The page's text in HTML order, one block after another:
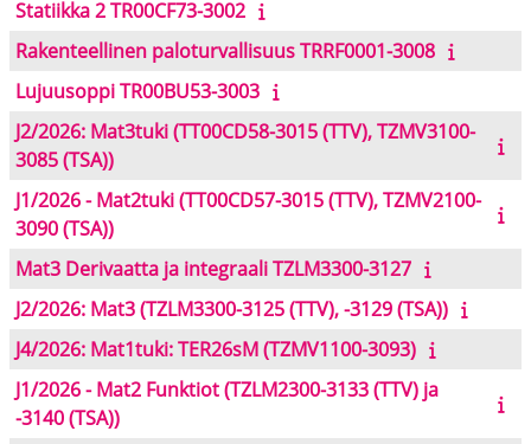
Statiikka 2 TR00CF73-3002
Rakenteellinen paloturvallisuus TRRF0001-3008
Lujuusoppi TR00BU53-3003
J2/2026: Mat3tuki (TT00CD58-3015 (TTV), TZMV3100-
3085 (TSA))
J1/2026 - Mat2tuki (TT00CD57-3015 (TTV), TZMV2100-
3090 (TSA))
Mat3 Derivaatta ja integraali TZLM3300-3127
J2/2026: Mat3 (TZLM3300-3125 (TTV), -3129 (TSA))
J4/2026: Mat1tuki: TER26sM (TZMV1100-3093)
J1/2026 - Mat2 Funktiot (TZLM2300-3133 (TTV) ja
-3140 (TSA))